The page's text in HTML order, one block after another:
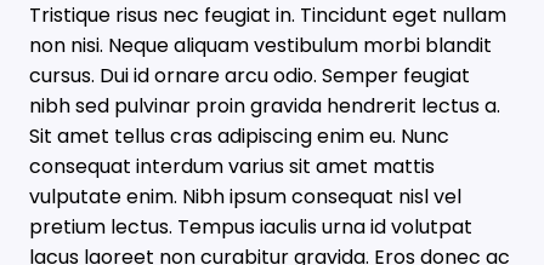
Tristique risus nec feugiat in. Tincidunt eget nullam
non nisi. Neque aliquam vestibulum morbi blandit
cursus. Dui id ornare arcu odio. Semper feugiat
nibh sed pulvinar proin gravida hendrerit lectus a.
Sit amet tellus cras adipiscing enim eu. Nunc
consequat interdum varius sit amet mattis
vulputate enim. Nibh ipsum consequat nisl vel
pretium lectus. Tempus iaculis urna id volutpat
lacus laoreet non curabitur gravida. Eros donec ac